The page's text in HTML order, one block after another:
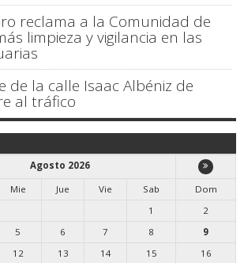
reclama a la Comunidad de
limpieza y vigilancia en las
de la calle Isaac Albéniz de
al tráfico
Agosto 2026
Mie Jue Vie Sab
Dom
1
2
5 6 7 8
9
12 13 14 15
16